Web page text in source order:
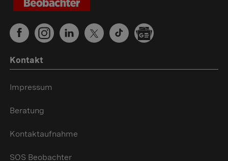
Kontakt
Impressum
Beratung
Kontaktaufnahme
SOS Beobachter